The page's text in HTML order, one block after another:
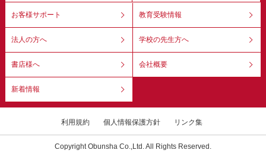
お客様サポート 教育受験情報
法人の方へ 学校の先生方へ
書店様へ 会社概要
新着情報
利用規約 個人情報保護方針 リンク集
Copyright Obunsha Co.,Ltd. All Rights Reserved.